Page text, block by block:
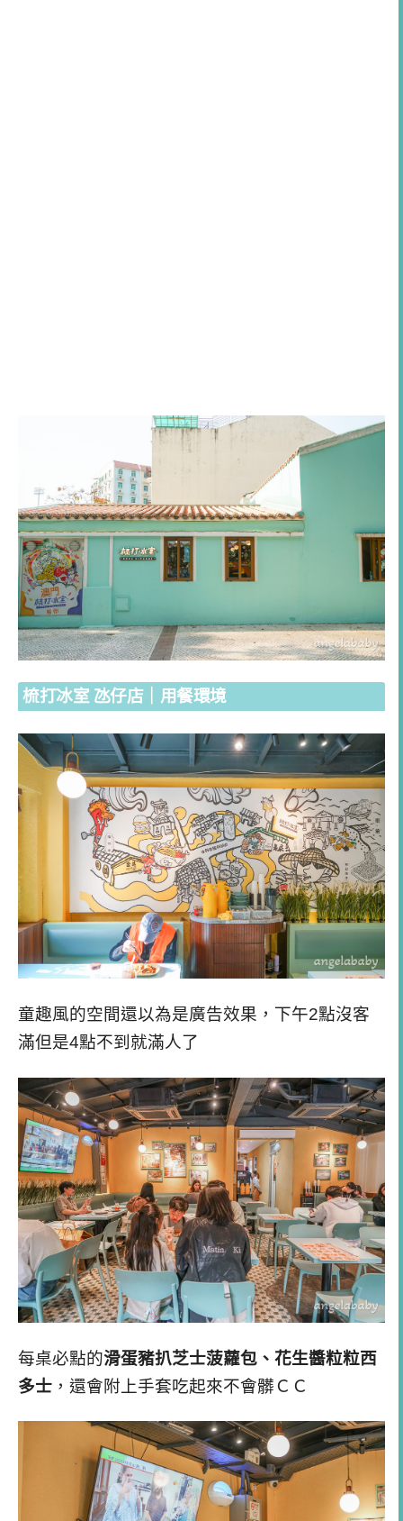
梳打冰室 氹仔店｜用餐環境
童趣風的空間還以為是廣告效果，下午2點沒客
滿但是4點不到就滿人了
每桌必點的滑蛋豬扒芝士菠蘿包、花生醬粒粒西
多士 ，還會附上手套吃起來不會髒ＣＣ